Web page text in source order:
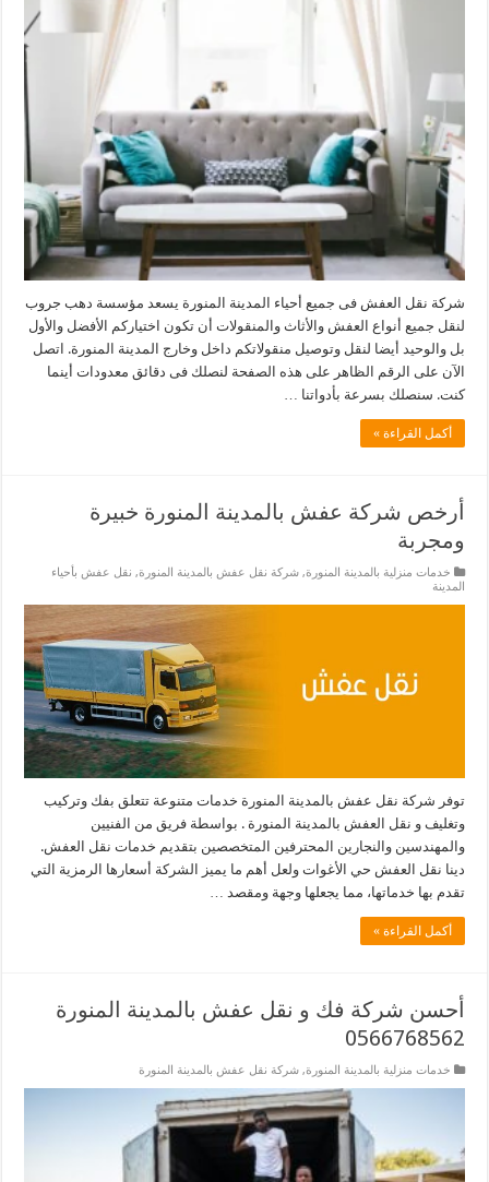
شركة نقل العفش فى جميع أحياء المدينة المنورة يسعد مؤسسة دهب جروب
لنقل جميع أنواع العفش والأثاث والمنقولات أن تكون اختياركم الأفضل والأول
بل والوحيد أيضا لنقل وتوصيل منقولاتكم داخل وخارج المدينة المنورة. اتصل
الآن على الرقم الظاهر على هذه الصفحة لنصلك فى دقائق معدودات أينما
كنت. سنصلك بسرعة بأدواتنا …
أكمل القراءة »
أرخص شركة عفش بالمدينة المنورة خبيرة
ومجربة
خدمات منزلية بالمدينة المنورة,شركة نقل عفش بالمدينة المنورة, نقل عفش بأحياء
المدينة
توفر شركة نقل عفش بالمدينة المنورة خدمات متنوعة تتعلق بفك وتركيب
وتغليف و نقل العفش بالمدينة المنورة . بواسطة فريق من الفنيين
والمهندسين والنجارين المحترفين المتخصصين بتقديم خدمات نقل العفش.
دينا نقل العفش حي الأغوات ولعل أهم ما يميز الشركة أسعارها الرمزية التي
تقدم بها خدماتها، مما يجعلها وجهة ومقصد …
أكمل القراءة »
أحسن شركة فك و نقل عفش بالمدينة المنورة
0566768562
خدمات منزلية بالمدينة المنورة,شركة نقل عفش بالمدينة المنورة